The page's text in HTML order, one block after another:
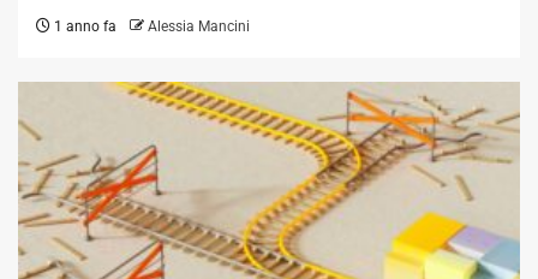
1 anno fa Alessia Mancini